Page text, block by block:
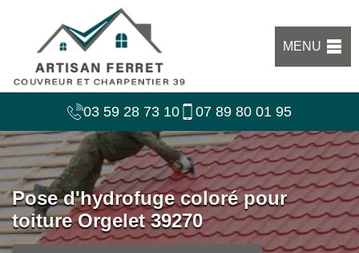
MENU
03 59 28 73 10 07 89 80 01 95
Pose d'hydrofuge coloré pour
toiture Orgelet 39270